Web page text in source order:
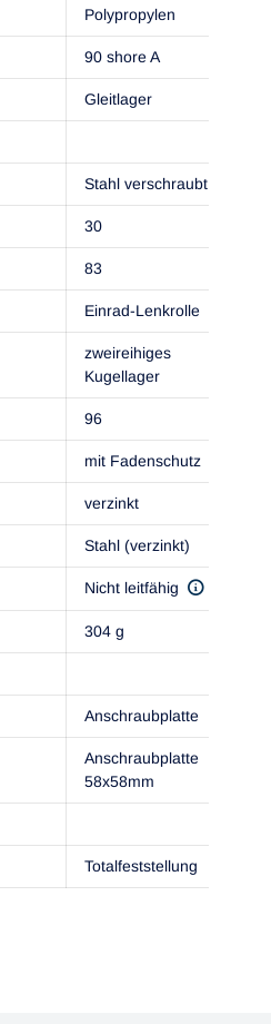
Polypropylen
90 shore A
Gleitlager
Stahl verschraubt
30
83
Einrad-Lenkrolle
zweireihiges
Kugellager
96
mit Fadenschutz
verzinkt
Stahl (verzinkt)
Nicht leitfähig
304 g
Anschraubplatte
Anschraubplatte
58x58mm
Totalfeststellung